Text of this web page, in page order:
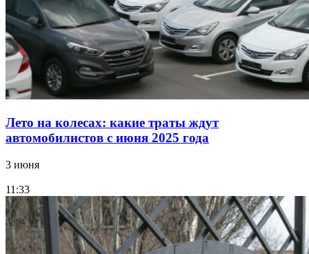
Лето на колесах: какие траты ждут
автомобилистов с июня 2025 года
3 июня
11:33